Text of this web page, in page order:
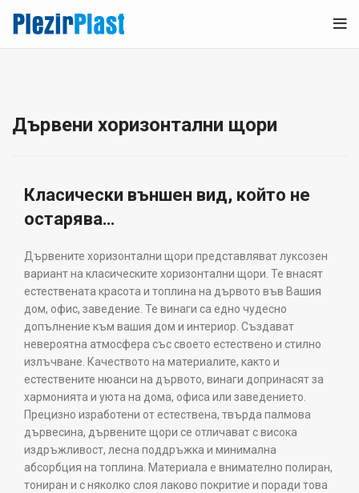
Дървени хоризонтални щори
Класически външен вид, който не
остарява…
Дървените хоризонтални щори представляват луксозен
вариант на класическите хоризонтални щори. Те внасят
естествената красота и топлина на дървото във Вашия
дом, офис, заведение. Те винаги са едно чудесно
допълнение към вашия дом и интериор. Създават
невероятна атмосфера със своето естествено и стилно
излъчване. Качеството на материалите, както и
естествените нюанси на дървото, винаги допринасят за
хармонията и уюта на дома, офиса или заведението.
Прецизно изработени от естествена, твърда палмова
дървесина, дървените щори се отличават с висока
издръжливост, лесна поддръжка и минимална
абсорбция на топлина. Материала е внимателно полиран,
тониран и с няколко слоя лаково покритие и поради това